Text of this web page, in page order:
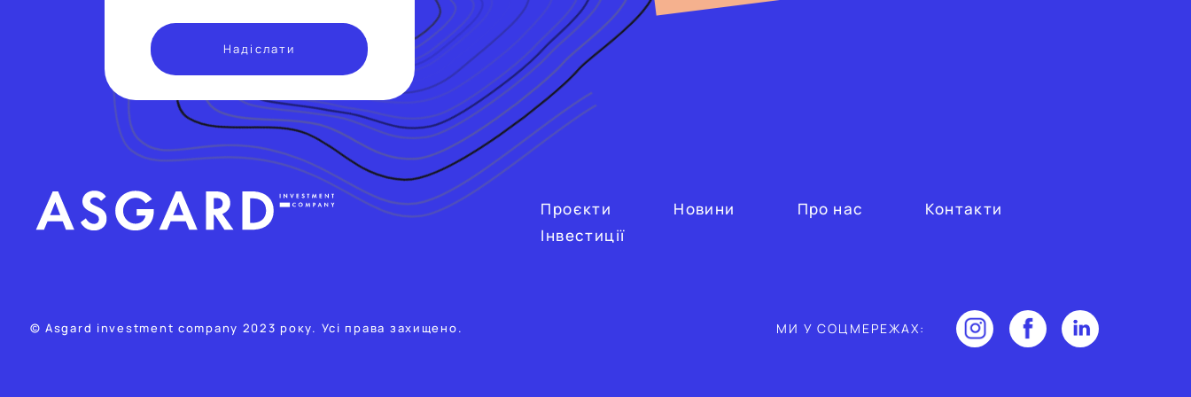
Проєкти Новини Про нас
Контакти
Інвестиції
© Asgard investment company 2023 року. Усі права захищено. МИ У СОЦМЕРЕЖАХ: